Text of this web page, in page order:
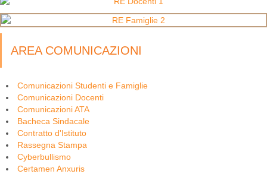
AREA COMUNICAZIONI
Comunicazioni Studenti e Famiglie
Comunicazioni Docenti
Comunicazioni ATA
Bacheca Sindacale
Contratto d'Istituto
Rassegna Stampa
Cyberbullismo
Certamen Anxuris